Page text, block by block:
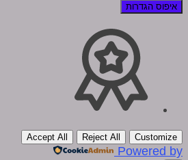
איפוס הגדרות
Customize
Reject All
Accept All
Powered by